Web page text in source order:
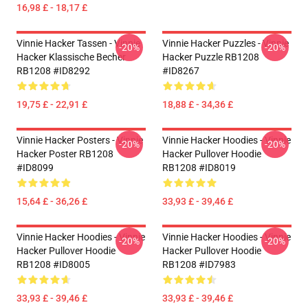
16,98 £ - 18,17 £
Vinnie Hacker Tassen - Vinnie
Hacker Klassische Becher
RB1208 #ID8292
19,75 £ - 22,91 £
-20%
Vinnie Hacker Puzzles - Vinnie
Hacker Puzzle RB1208
#ID8267
18,88 £ - 34,36 £
-20%
Vinnie Hacker Posters - Vinnie
Hacker Poster RB1208
#ID8099
15,64 £ - 36,26 £
-20%
Vinnie Hacker Hoodies - Vinnie
Hacker Pullover Hoodie
RB1208 #ID8019
33,93 £ - 39,46 £
-20%
Vinnie Hacker Hoodies - Vinnie
Hacker Pullover Hoodie
RB1208 #ID8005
33,93 £ - 39,46 £
-20%
Vinnie Hacker Hoodies - Vinnie
Hacker Pullover Hoodie
RB1208 #ID7983
33,93 £ - 39,46 £
-20%